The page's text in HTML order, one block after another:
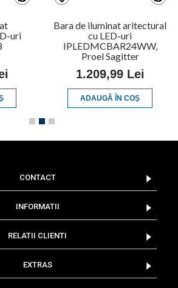
uri
Bara de iluminat aritectural
cu LED-uri
IPLEDMCBAR24WW,
Proel Sagitter
1.209,99 Lei
ADAUGĂ ÎN COŞ
CONTACT
INFORMATII
RELATII CLIENTI
EXTRAS